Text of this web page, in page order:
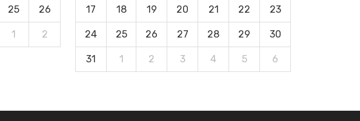
25 26
1 2
17 18 19 20 21 22 23
24 25 26 27 28 29 30
31 1 2 3 4 5 6